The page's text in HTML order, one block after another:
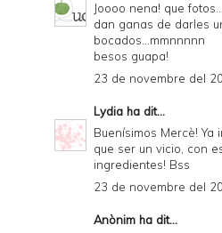
Joooo nena! que
dan ganas de darles
bocados...mmnnnnn
besos guapa!
23 de novembre del
Lydia ha dit...
Buenísimos Mercè! Ya
que ser un vicio, con
ingredientes! Bss
23 de novembre del
Anònim ha dit...